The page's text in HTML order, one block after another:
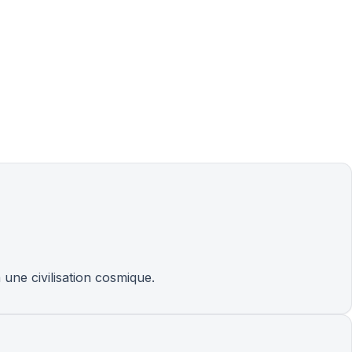
civilisation cosmique.